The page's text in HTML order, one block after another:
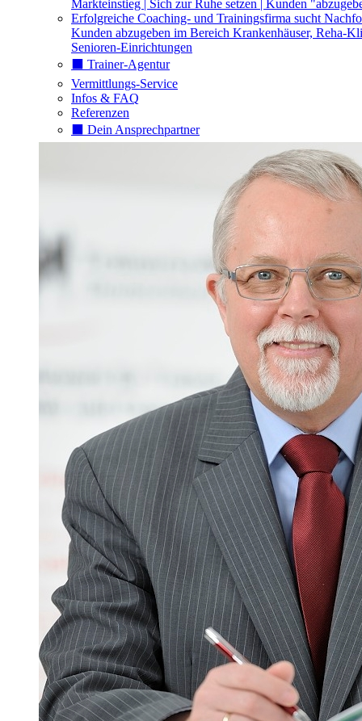
Markteinstieg | Sich zur Ruhe setzen | Kunden
Erfolgreiche Coaching- und Trainingsfirma sucht
Kunden abzugeben im Bereich Krankenhäuser, Reha-
Senioren-Einrichtungen
⬛️ Trainer-Agentur
Vermittlungs-Service
Infos & FAQ
Referenzen
⬛️ Dein Ansprechpartner